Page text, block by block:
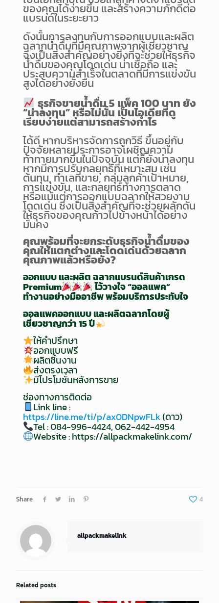
ของคุณได้ง่ายขึ้น และสร้างความภักดีต่อ
แบรนด์ในระยะยาว
ดังนั้นการลงทุนกับการออกแบบและผลิต
ฉลากน้ำดื่มที่มีคุณภาพจากผู้เชี่ยวชาญ
จึงเป็นสิ่งสำคัญอย่างยิ่งที่จะช่วยให้ธุรกิจ
น้ำดื่มของคุณโดดเด่น น่าเชื่อถือ และ
ประสบความสำเร็จในตลาดที่มีการแข่งขัน
สูงได้อย่างยั่งยืน
ธุรกิจขายน้ำดื่ม 5 แพ็ค 100 บาท ยัง
“น่าลงทุน” หรือไม่นั้น เป็นไอเดียที่ดู
เรียบง่ายแต่สามารถสร้างกำไร
ได้ดี หากบริหารจัดการถูกวิธี ขึ้นอยู่กับ
ปัจจัยหลายประการอาจเผชิญความ
ท้าทายมากขึ้นในปัจจุบัน แต่ก็ยังน่าลงทุน
หากมีการปรับกลยุทธ์ที่เหมาะสม เช่น
ต้นทุน, ทำเลที่ขาย, กลุ่มลูกค้าเป้าหมาย,
การแข่งขัน, และกลยุทธ์ทางการตลาด
หรือแม้แต่การออกแบบฉลากให้สวยงาม
โดดเด่น ซึ่งเป็นสิ่งสำคัญที่จะช่วยผลักดัน
ให้ธุรกิจของคุณก้าวไปข้างหน้าได้อย่าง
มั่นคง
คุณพร้อมที่จะยกระดับธุรกิจน้ำดื่มของ
คุณให้แตกต่างและโดดเด่นด้วยฉลาก
คุณภาพแล้วหรือยัง?
ออกแบบ และผลิต ฉลากแบรนด์สินค้าเกรด
Premium ไว้วางใจ “ออลแพค”
ทำงานอย่างมืออาชีพ พร้อมบริการประทับใจ
ออลแพคออกแบบ และผลิตฉลากโดยผู้
เชี่ยวชาญกว่า 15 ปี
ให้คำปรึกษา
ออกแบบฟรี
ผลิตชิ้นงาน
ส่งตรงเวลา
มีโปรโมชั่นหลังการขาย
ช่องทางการติดต่อ
Link line :
https://line.me/ti/p/ax0DNpwFLk(ดาว)
Tel : 084-996-4424, 062-442-4954
Website :https://allpackmakelink.com/
Share 4
allpackmakelink
Related posts